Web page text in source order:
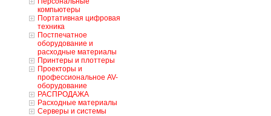
компьютеры
Портативная цифровая
техника
Постпечатное
оборудование и
расходные материалы
Принтеры и плоттеры
Проекторы и
профессиональное AV-
оборудование
РАСПРОДАЖА
Расходные материалы
Серверы и системы